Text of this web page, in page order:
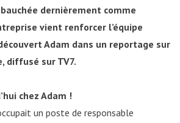
dernièrement comme
vient renforcer l’équipe
Adam dans un reportage sur
diffusé sur TV7.
chez Adam !
un poste de responsable